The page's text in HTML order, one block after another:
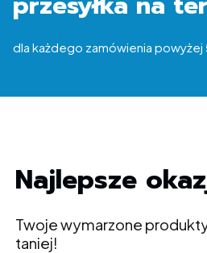
dla każdego zamówienia powyżej
Najlepsze
Twoje wymarzone
taniej!